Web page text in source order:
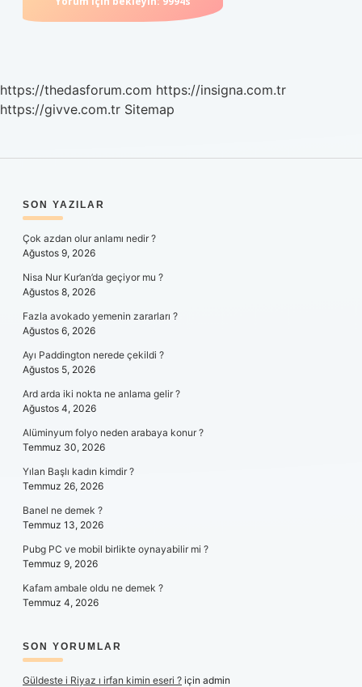
https://thedasforum.com https://insigna.com.tr
https://givve.com.tr Sitemap
SIDEBAR
SON YAZILAR
Çok azdan olur anlamı nedir ?
Ağustos 9, 2026
Nisa Nur Kur’an’da geçiyor mu ?
Ağustos 8, 2026
Fazla avokado yemenin zararları ?
Ağustos 6, 2026
Ayı Paddington nerede çekildi ?
Ağustos 5, 2026
Ard arda iki nokta ne anlama gelir ?
Ağustos 4, 2026
Alüminyum folyo neden arabaya konur ?
Temmuz 30, 2026
Yılan Başlı kadın kimdir ?
Temmuz 26, 2026
Banel ne demek ?
Temmuz 13, 2026
Pubg PC ve mobil birlikte oynayabilir mi ?
Temmuz 9, 2026
Kafam ambale oldu ne demek ?
Temmuz 4, 2026
SON YORUMLAR
Güldeste i Riyaz ı irfan kimin eseri ? için admin